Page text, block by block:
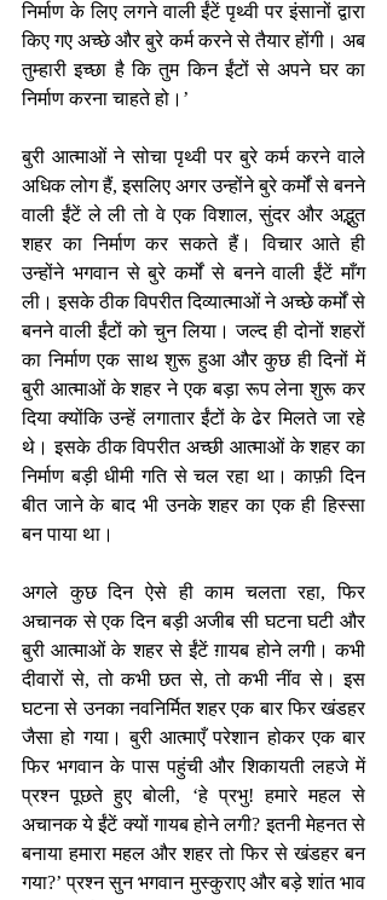
निर्माण के लिए लगने वाली ईंटें पृथ्वी पर इंसानों द्वारा
किए गए अच्छे और बुरे कर्म करने से तैयार होंगी। अब
तुम्हारी इच्छा है कि तुम किन ईंटों से अपने घर का
निर्माण करना चाहते हो।’
बुरी आत्माओं ने सोचा पृथ्वी पर बुरे कर्म करने वाले
अधिक लोग हैं, इसलिए अगर उन्होंने बुरे कर्मों से बनने
वाली ईंटें ले ली तो वे एक विशाल, सुंदर और अद्भुत
शहर का निर्माण कर सकते हैं। विचार आते ही
उन्होंने भगवान से बुरे कर्मों से बनने वाली ईंटें माँग
ली। इसके ठीक विपरीत दिव्यात्माओं ने अच्छे कर्मों से
बनने वाली ईंटों को चुन लिया। जल्द ही दोनों शहरों
का निर्माण एक साथ शुरू हुआ और कुछ ही दिनों में
बुरी आत्माओं के शहर ने एक बड़ा रूप लेना शुरू कर
दिया क्योंकि उन्हें लगातार ईंटों के ढेर मिलते जा रहे
थे। इसके ठीक विपरीत अच्छी आत्माओं के शहर का
निर्माण बड़ी धीमी गति से चल रहा था। काफ़ी दिन
बीत जाने के बाद भी उनके शहर का एक ही हिस्सा
बन पाया था।
अगले कुछ दिन ऐसे ही काम चलता रहा, फिर
अचानक से एक दिन बड़ी अजीब सी घटना घटी और
बुरी आत्माओं के शहर से ईंटें ग़ायब होने लगी। कभी
दीवारों से, तो कभी छत से, तो कभी नींव से। इस
घटना से उनका नवनिर्मित शहर एक बार फिर खंडहर
जैसा हो गया। बुरी आत्माएँ परेशान होकर एक बार
फिर भगवान के पास पहुंची और शिकायती लहजे में
प्रश्न पूछते हुए बोली, ‘हे प्रभु! हमारे महल से
अचानक ये ईंटें क्यों गायब होने लगी? इतनी मेहनत से
बनाया हमारा महल और शहर तो फिर से खंडहर बन
गया?’ प्रश्न सुन भगवान मुस्कुराए और बड़े शांत भाव